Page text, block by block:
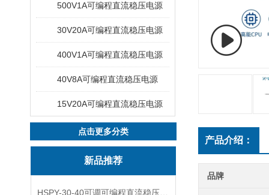
500V1A可编程直流稳压电源
30V20A可编程直流稳压电源
400V1A可编程直流稳压电源
40V8A可编程直流稳压电源
15V20A可编程直流稳压电源
点击更多分类
新品推荐
产品介绍：
品牌